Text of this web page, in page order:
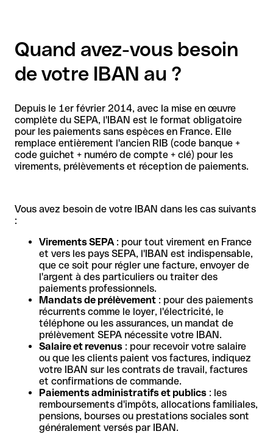
Quand avez-vous besoin
de votre IBAN au ?
Depuis le 1er février 2014, avec la mise en œuvre
complète du SEPA, l'IBAN est le format obligatoire
pour les paiements sans espèces en France. Elle
remplace entièrement l'ancien RIB (code banque +
code guichet + numéro de compte + clé) pour les
virements, prélèvements et réception de paiements.
Vous avez besoin de votre IBAN dans les cas suivants
:
Virements SEPA: pour tout virement en France
et vers les pays SEPA, l'IBAN est indispensable,
que ce soit pour régler une facture, envoyer de
l'argent à des particuliers ou traiter des
paiements professionnels.
Mandats de prélèvement : pour des paiements
récurrents comme le loyer, l'électricité, le
téléphone ou les assurances, un mandat de
prélèvement SEPA nécessite votre IBAN.
Salaire et revenus : pour recevoir votre salaire
ou que les clients paient vos factures, indiquez
votre IBAN sur les contrats de travail, factures
et confirmations de commande.
Paiements administratifs et publics : les
remboursements d'impôts, allocations familiales,
pensions, bourses ou prestations sociales sont
généralement versés par IBAN.